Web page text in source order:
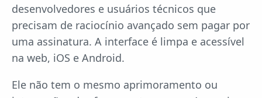
desenvolvedores e usuários técnicos que
precisam de raciocínio avançado sem pagar por
uma assinatura. A interface é limpa e acessível
na web, iOS e Android.
Ele não tem o mesmo aprimoramento ou